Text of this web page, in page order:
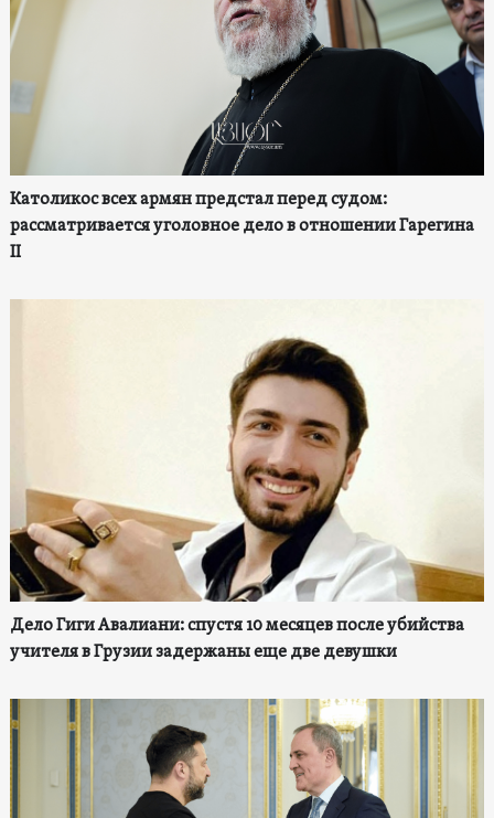
Католикос всех армян предстал перед судом:
рассматривается уголовное дело в отношении Гарегина
II
Дело Гиги Авалиани: спустя 10 месяцев после убийства
учителя в Грузии задержаны еще две девушки